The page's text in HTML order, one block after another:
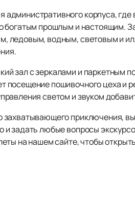
корпуса,
богатым прошлым и настоящим.
ледовым, водным, световым и
зал с зеркалами и
посещение пошивочного цеха и
светом и звуком
захватывающего приключения,
и задать любые вопросы
на нашем сайте, чтобы